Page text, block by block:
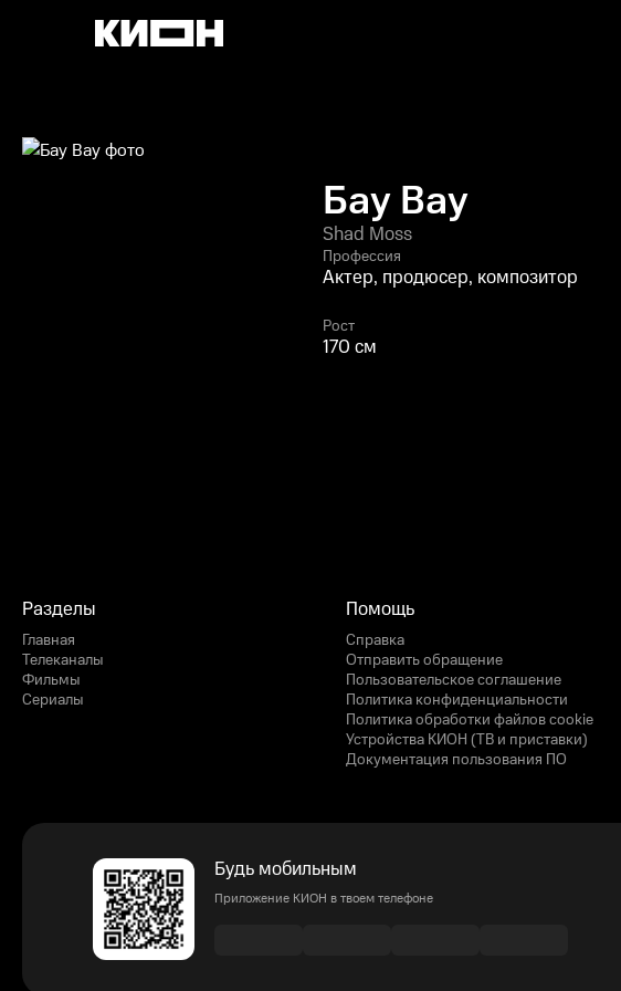
Бау Вау
Shad Moss
Профессия
Актер, продюсер, композитор
Рост
170 см
Разделы
Главная
Телеканалы
Фильмы
Сериалы
Помощь
Справка
Отправить обращение
Пользовательское соглашение
Политика конфиденциальности
Политика обработки файлов cookie
Устройства КИОН (ТВ и приставки)
Документация пользования ПО
Будь мобильным
Приложение КИОН в твоем телефоне